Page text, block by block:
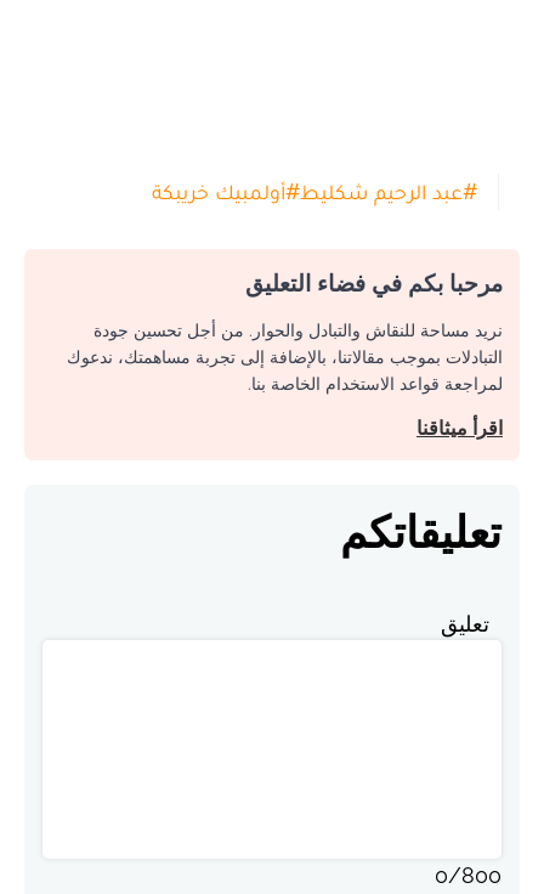
#عبد الرحيم شكليط#أولمبيك خريبكة
مرحبا بكم في فضاء التعليق
نريد مساحة للنقاش والتبادل والحوار. من أجل تحسين جودة
التبادلات بموجب مقالاتنا، بالإضافة إلى تجربة مساهمتك، ندعوك
لمراجعة قواعد الاستخدام الخاصة بنا.
اقرأ ميثاقنا
تعليقاتكم
تعليق
0/800